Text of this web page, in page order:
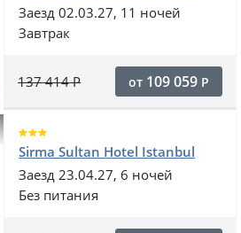
Заезд 02.03.27, 11 ночей
Завтрак
137 414Р от 109 059 Р
Sirma Sultan Hotel Istanbul
Заезд 23.04.27, 6 ночей
Без питания